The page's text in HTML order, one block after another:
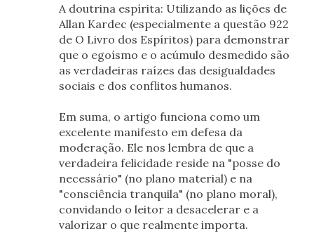
A doutrina espírita: Utilizando as lições de
Allan Kardec (especialmente a questão 922
de O Livro dos Espíritos) para demonstrar
que o egoísmo e o acúmulo desmedido são
as verdadeiras raízes das desigualdades
sociais e dos conflitos humanos.
Em suma, o artigo funciona como um
excelente manifesto em defesa da
moderação. Ele nos lembra de que a
verdadeira felicidade reside na "posse do
necessário" (no plano material) e na
"consciência tranquila" (no plano moral),
convidando o leitor a desacelerar e a
valorizar o que realmente importa.